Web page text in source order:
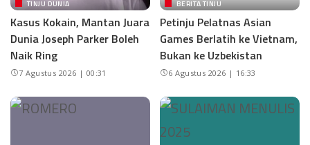
TINJU DUNIA
Kasus Kokain, Mantan Juara
Dunia Joseph Parker Boleh
Naik Ring
7 Agustus 2026 | 00:31
BERITA TINJU
Petinju Pelatnas Asian
Games Berlatih ke Vietnam,
Bukan ke Uzbekistan
6 Agustus 2026 | 16:33